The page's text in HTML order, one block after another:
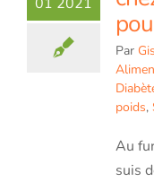
01 2021
Par
poids,
Au
suis